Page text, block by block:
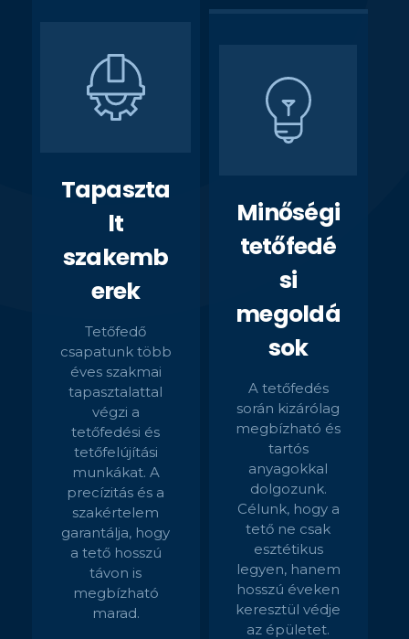
Tapaszta
lt
szakemb
erek
Tetőfedő
csapatunk több
éves szakmai
tapasztalattal
végzi a
tetőfedési és
tetőfelújítási
munkákat. A
precízitás és a
szakértelem
garantálja, hogy
a tető hosszú
távon is
megbízható
marad.
Minőségi
tetőfedé
si
megoldá
sok
A tetőfedés
során kizárólag
megbízható és
tartós
anyagokkal
dolgozunk.
Célunk, hogy a
tető ne csak
esztétikus
legyen, hanem
hosszú éveken
keresztül védje
az épületet.